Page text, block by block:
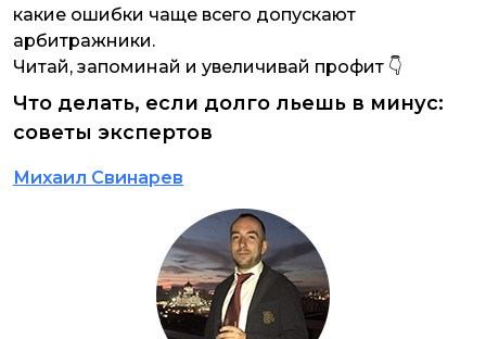
какие ошибки чаще всего допускают
арбитражники.
Читай, запоминай и увеличивай профит 👇
Что делать, если долго льешь в минус:
советы экспертов
Михаил Свинарев